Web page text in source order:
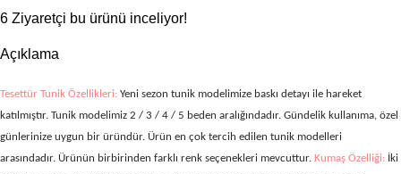
6 Ziyaretçi bu ürünü inceliyor!
Açıklama
Tesettür Tunik Özellikleri: Yeni sezon tunik modelimize baskı detayı ile hareket
katılmıştır. Tunik modelimiz 2 / 3 / 4 / 5 beden aralığındadır. Gündelik kullanıma, özel
günlerinize uygun bir üründür. Ürün en çok tercih edilen tunik modelleri
arasındadır. Ürünün birbirinden farklı renk seçenekleri mevcuttur. Kumaş Özelliği: İki